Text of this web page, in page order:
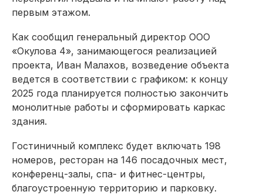
первым этажом.
Как сообщил генеральный директор ООО
«Окулова 4», занимающегося реализацией
проекта, Иван Малахов, возведение объекта
ведется в соответствии с графиком: к концу
2025 года планируется полностью закончить
монолитные работы и сформировать каркас
здания.
Гостиничный комплекс будет включать 198
номеров, ресторан на 146 посадочных мест,
конференц-залы, спа- и фитнес-центры,
благоустроенную территорию и парковку.